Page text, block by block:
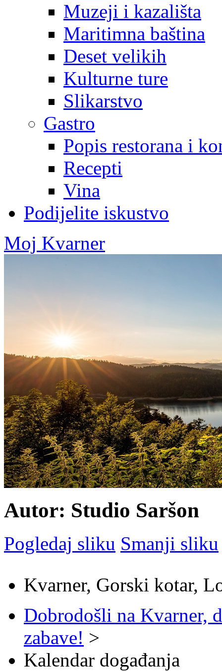
Muzeji i kazališta
Maritimna baština
Deset velikih
Kulturne ture
Slikarstvo
Gastro
Popis restorana i
Recepti
Vina
Podijelite iskustvo
Moj Kvarner
Autor: Studio Saršon
Pogledaj sliku Smanji sliku
Kvarner, Gorski kotar,
Dobrodošli na Kvarner,
zabave! >
Kalendar događanja